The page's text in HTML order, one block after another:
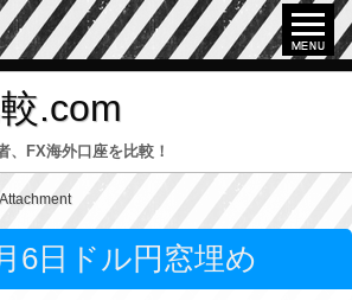
.com
、FX海外口座を比較！
6日ドル円窓埋め